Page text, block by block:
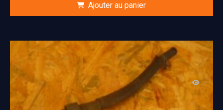
Ajouter au panier